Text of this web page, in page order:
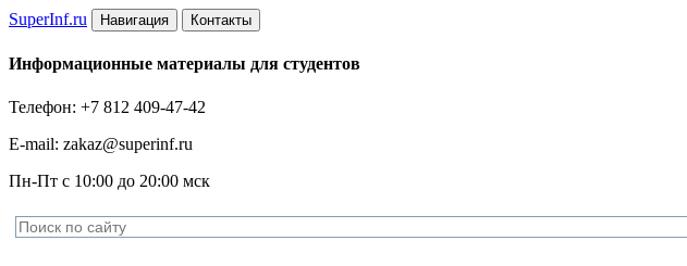
SuperInf.ru Навигация Контакты
Информационные материалы для студентов
Телефон: +7 812 409-47-42
E-mail: zakaz@superinf.ru
Пн-Пт с 10:00 до 20:00 мск